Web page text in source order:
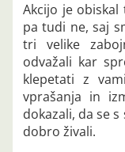
Akcijo je
pa tudi ne, saj
tri velike
odvažali kar
klepetati z
vprašanja in
dokazali, da se
dobro živali.